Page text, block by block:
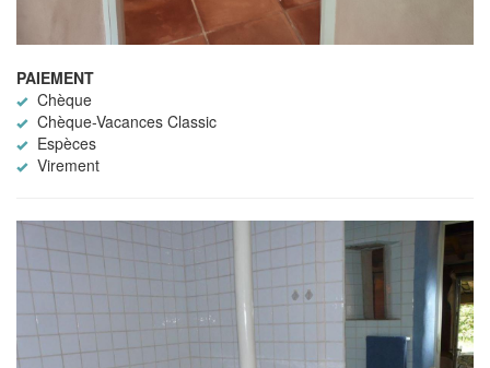
PAIEMENT
Chèque
Chèque-Vacances Classic
Espèces
Virement